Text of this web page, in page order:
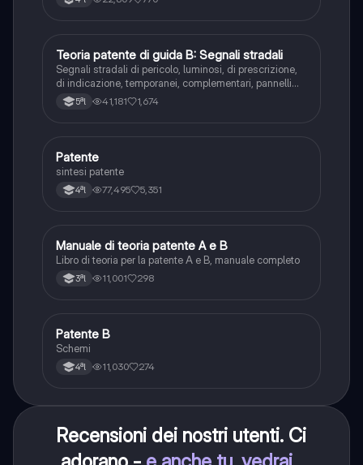
Ed. civ.
Teoria patente di guida B: Segnali stradali
Segnali stradali di pericolo, luminosi, di prescrizione,
di indicazione, temporanei, complementari, pannelli
integrativi, segnaletica orizzontale, segnalazioni
agenti del traffico, distanza di visibilità per l‘arresto,
5ªl 41,181 1,674
Altro
Patente
sintesi patente
4ªl 77,495 5,351
Italiano
Manuale di teoria patente A e B
Libro di teoria per la patente A e B, manuale completo
3ªl 11,001 298
Altro
Patente B
Schemi
4ªl 11,030 274
Recensioni dei nostri utenti. Ci